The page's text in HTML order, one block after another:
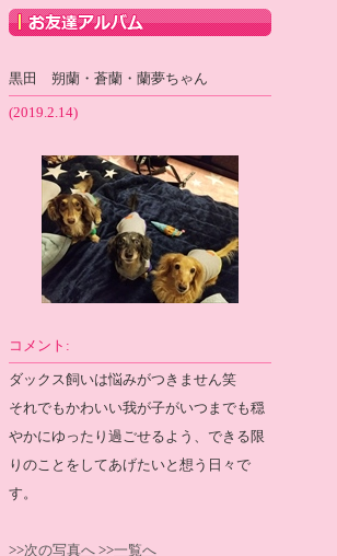
黒田 朔蘭・蒼蘭・蘭夢ちゃん
(2019.2.14)
コメント:
ダックス飼いは悩みがつきません笑
それでもかわいい我が子がいつまでも穏
やかにゆったり過ごせるよう、できる限
りのことをしてあげたいと想う日々で
す。
>>次の写真へ >>一覧へ